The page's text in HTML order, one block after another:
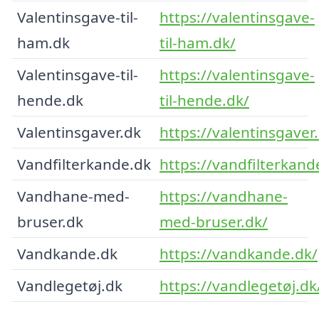
Valentinsgave-til-
ham.dk
https://valentinsgave-
til-ham.dk/
Valentinsgave-til-
hende.dk
https://valentinsgave-
til-hende.dk/
Valentinsgaver.dk
https://
Vandfilterkande.dk https://
Vandhane-med-
bruser.dk
https://vandhane-
med-bruser.dk/
Vandkande.dk
https://vandkande.dk/
Vandlegetøj.dk
https://